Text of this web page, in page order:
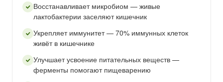
Восстанавливает микробиом — живые
лактобактерии заселяют кишечник
Укрепляет иммунитет — 70% иммунных клеток
живёт в кишечнике
Улучшает усвоение питательных веществ —
ферменты помогают пищеварению